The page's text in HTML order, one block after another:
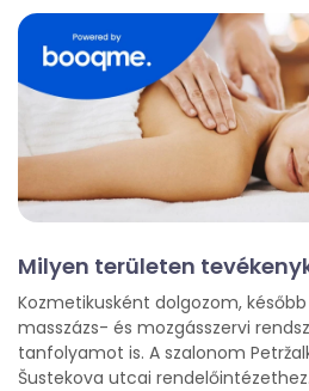
Milyen területen
Kozmetikusként dolgozom,
masszázs- és mozgásszervi
tanfolyamot is. A szalonom
Šustekova utcai